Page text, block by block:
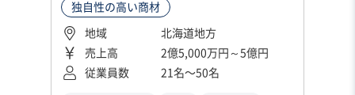
独自性の高い商材
地域
北海道地方
売上高
2億5,000万円～5億円
従業員数
21名〜50名